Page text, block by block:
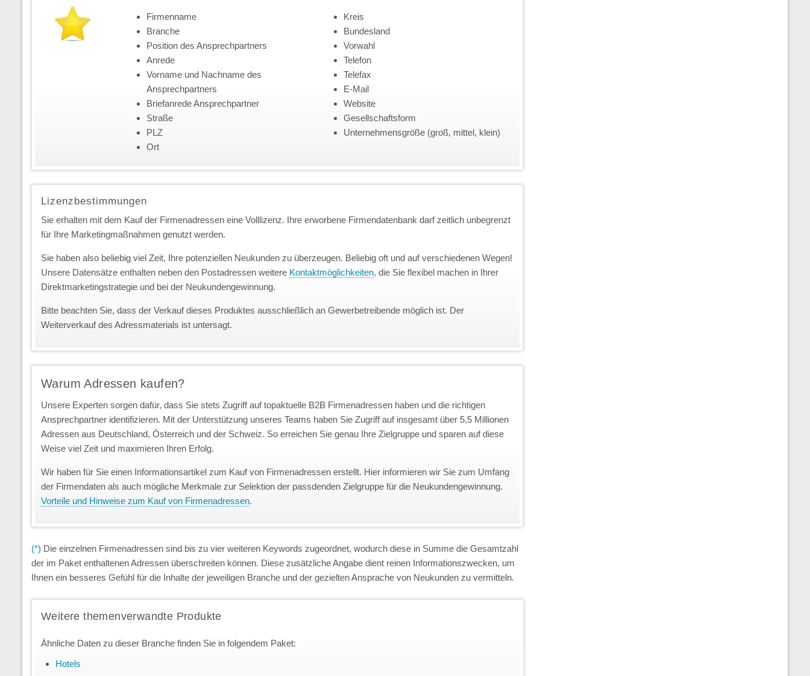
Firmenname
Branche
Position des Ansprechpartners
Anrede
Vorname und Nachname des
Ansprechpartners
Briefanrede Ansprechpartner
Straße
PLZ
Ort
Kreis
Bundesland
Vorwahl
Telefon
Telefax
E-Mail
Website
Gesellschaftsform
Unternehmensgröße (groß, mittel, klein)
Lizenzbestimmungen
Sie erhalten mit dem Kauf der Firmenadressen eine Volllizenz. Ihre erworbene Firmendatenbank darf zeitlich unbegrenzt
für Ihre Marketingmaßnahmen genutzt werden.
Sie haben also beliebig viel Zeit, Ihre potenziellen Neukunden zu überzeugen. Beliebig oft und auf verschiedenen Wegen!
Unsere Datensätze enthalten neben den Postadressen weitere Kontaktmöglichkeiten, die Sie flexibel machen in Ihrer
Direktmarketingstrategie und bei der Neukundengewinnung.
Bitte beachten Sie, dass der Verkauf dieses Produktes ausschließlich an Gewerbetreibende möglich ist. Der
Weiterverkauf des Adressmaterials ist untersagt.
Warum Adressen kaufen?
Unsere Experten sorgen dafür, dass Sie stets Zugriff auf topaktuelle B2B Firmenadressen haben und die richtigen
Ansprechpartner identifizieren. Mit der Unterstützung unseres Teams haben Sie Zugriff auf insgesamt über 5,5 Millionen
Adressen aus Deutschland, Österreich und der Schweiz. So erreichen Sie genau Ihre Zielgruppe und sparen auf diese
Weise viel Zeit und maximieren Ihren Erfolg.
Wir haben für Sie einen Informationsartikel zum Kauf von Firmenadressen erstellt. Hier informieren wir Sie zum Umfang
der Firmendaten als auch mögliche Merkmale zur Selektion der passdenden Zielgruppe für die Neukundengewinnung.
Vorteile und Hinweise zum Kauf von Firmenadressen.
(*) Die einzelnen Firmenadressen sind bis zu vier weiteren Keywords zugeordnet, wodurch diese in Summe die Gesamtzahl
der im Paket enthaltenen Adressen überschreiten können. Diese zusätzliche Angabe dient reinen Informationszwecken, um
Ihnen ein besseres Gefühl für die Inhalte der jeweiligen Branche und der gezielten Ansprache von Neukunden zu vermitteln.
Weitere themenverwandte Produkte
Ähnliche Daten zu dieser Branche finden Sie in folgendem Paket:
Hotels